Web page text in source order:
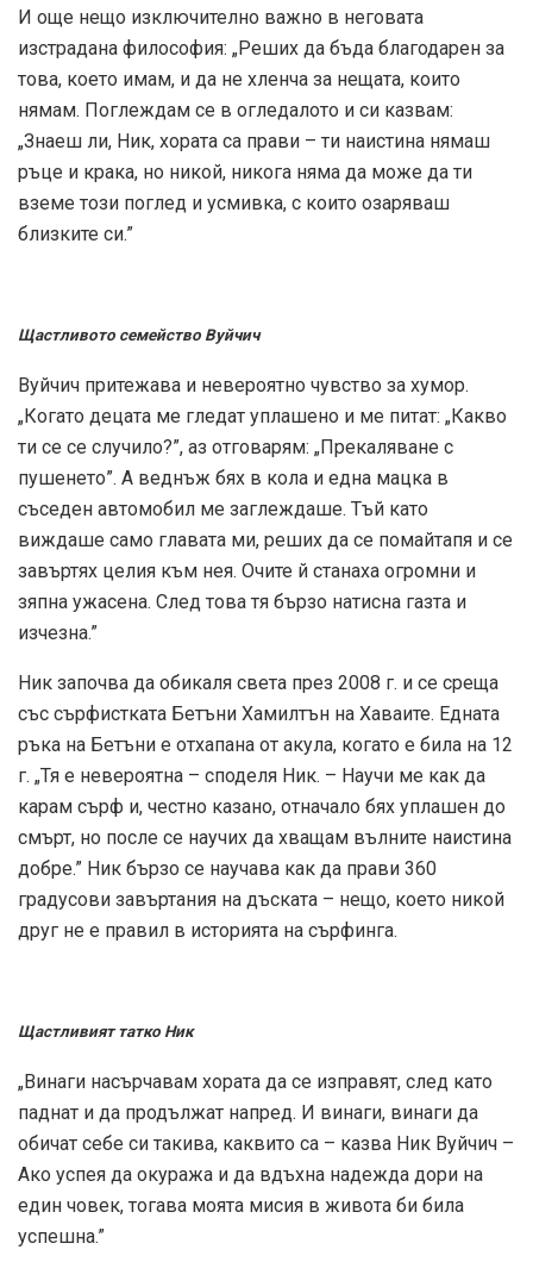
И още нещо изключително важно в неговата
изстрадана философия: „Реших да бъда благодарен за
това, което имам, и да не хленча за нещата, които
нямам. Поглеждам се в огледалото и си казвам:
„Знаеш ли, Ник, хората са прави – ти наистина нямаш
ръце и крака, но никой, никога няма да може да ти
вземе този поглед и усмивка, с които озаряваш
близките си.”
Щастливото семейство Вуйчич
Вуйчич притежава и невероятно чувство за хумор.
„Когато децата ме гледат уплашено и ме питат: „Какво
ти се се случило?”, аз отговарям: „Прекаляване с
пушенето”. А веднъж бях в кола и една мацка в
съседен автомобил ме заглеждаше. Тъй като
виждаше само главата ми, реших да се помайтапя и се
завъртях целия към нея. Очите й станаха огромни и
зяпна ужасена. След това тя бързо натисна газта и
изчезна.”
Ник започва да обикаля света през 2008 г. и се среща
със сърфистката Бетъни Хамилтън на Хаваите. Едната
ръка на Бетъни е отхапана от акула, когато е била на 12
г. „Тя е невероятна – споделя Ник. – Научи ме как да
карам сърф и, честно казано, отначало бях уплашен до
смърт, но после се научих да хващам вълните наистина
добре.” Ник бързо се научава как да прави 360
градусови завъртания на дъската – нещо, което никой
друг не е правил в историята на сърфинга.
Щастливият татко Ник
„Винаги насърчавам хората да се изправят, след като
паднат и да продължат напред. И винаги, винаги да
обичат себе си такива, каквито са – казва Ник Вуйчич –
Ако успея да окуража и да вдъхна надежда дори на
един човек, тогава моята мисия в живота би била
успешна.”